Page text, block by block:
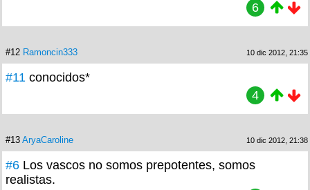
6
#12 Ramoncin333 10 dic 2012, 21:35
#11 conocidos*
4
#13 AryaCaroline 10 dic 2012, 21:38
#6 Los vascos no somos prepotentes, somos
realistas.